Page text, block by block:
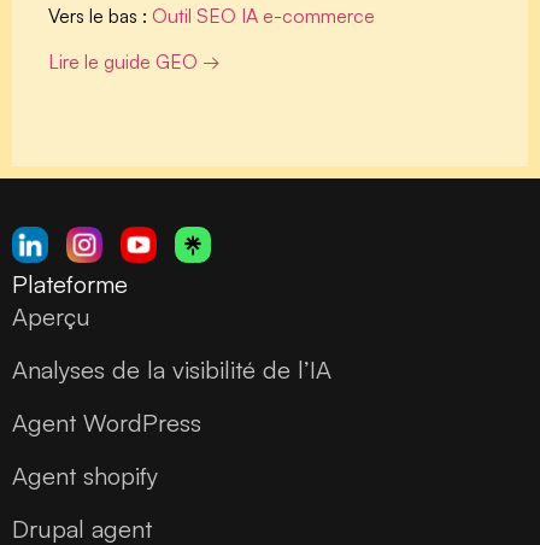
Vers le bas : Outil SEO IA e-commerce
Lire le guide GEO →
Plateforme
Aperçu
Analyses de la visibilité de l’IA
Agent WordPress
Agent shopify
Drupal agent